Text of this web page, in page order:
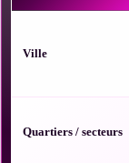
Ville
Quartiers / secteurs